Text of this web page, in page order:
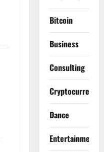
Bitcoin
Business
Consulting
Cryptocurrency
Dance
Entertainment